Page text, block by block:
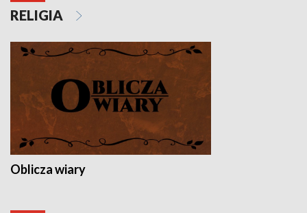
RELIGIA
Oblicza wiary